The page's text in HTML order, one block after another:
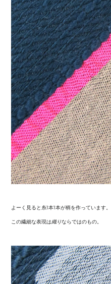
よーく見ると糸1本1本が柄を作っています。
この繊細な表現は織りならではのもの。